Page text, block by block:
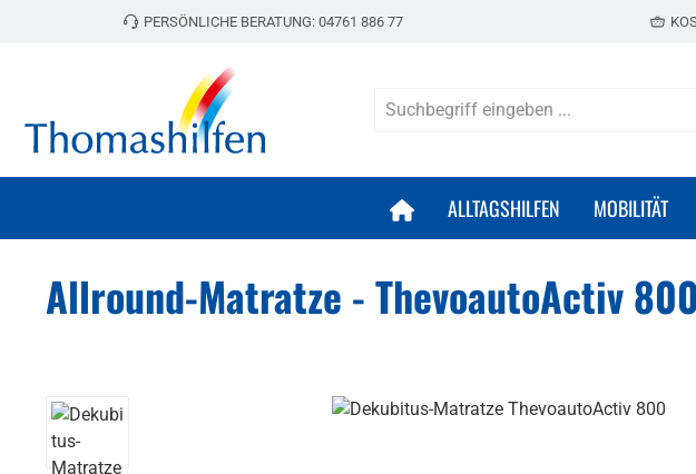
Hauptinhalt springen
Zur Suche springen
Zur Hauptnavigation springen
PERSÖNLICHE BERATUNG: 04761 886 77
ALLTAGSHILFEN MOBILITÄT
Allround-Matratze - ThevoautoActiv 800
Bildergalerie überspringen